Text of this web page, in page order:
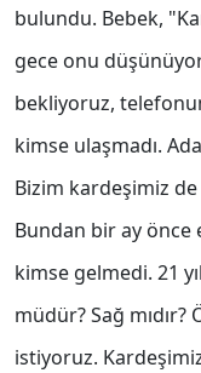
bulundu. Bebek,
gece onu
bekliyoruz,
kimse ulaşmadı.
Bizim kardeşimiz
Bundan bir ay önce
kimse gelmedi. 21
müdür? Sağ
istiyoruz.